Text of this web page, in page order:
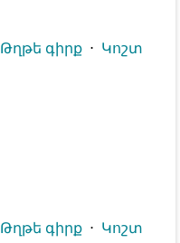
Թղթե գիրք ⋅ Կոշտ
Թղթե գիրք ⋅ Կոշտ